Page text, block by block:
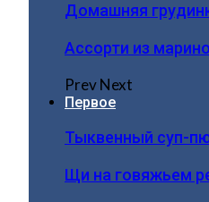
Домашняя
Ассорти из
PrevNext
Первое
Тыквенный суп-
Щи на говяжьем